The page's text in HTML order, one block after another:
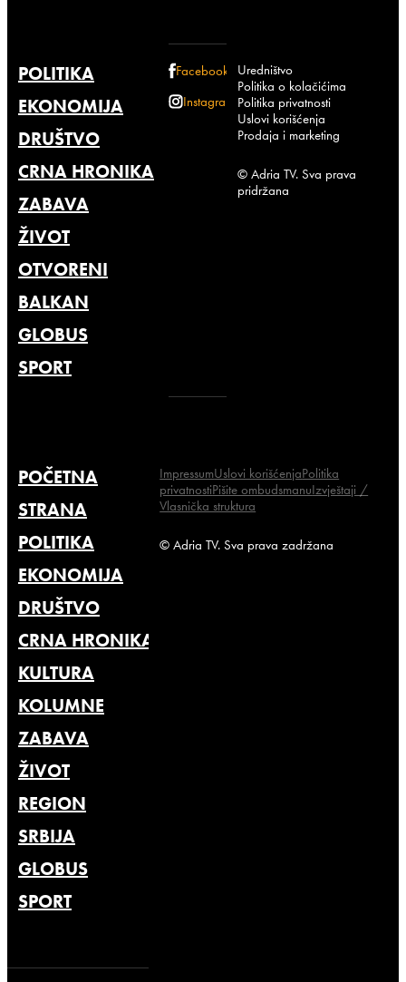
POLITIKA
EKONOMIJA
DRUŠTVO
CRNA HRONIKA
ZABAVA
ŽIVOT
OTVORENI
BALKAN
GLOBUS
SPORT
Facebook
Instagram
Uredništvo
Politika o kolačićima
Politika privatnosti
Uslovi korišćenja
Prodaja i marketing
© Adria TV. Sva prava
pridržana
POČETNA
STRANA
POLITIKA
EKONOMIJA
DRUŠTVO
CRNA HRONIKA
KULTURA
KOLUMNE
ZABAVA
ŽIVOT
REGION
SRBIJA
GLOBUS
SPORT
ImpressumUslovi korišćenjaPolitika
privatnostiPišite ombudsmanuIzvještaji /
Vlasnička struktura
© Adria TV. Sva prava zadržana